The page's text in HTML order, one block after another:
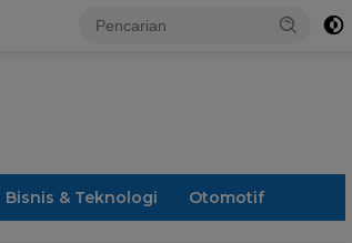
Bisnis & Teknologi Otomotif